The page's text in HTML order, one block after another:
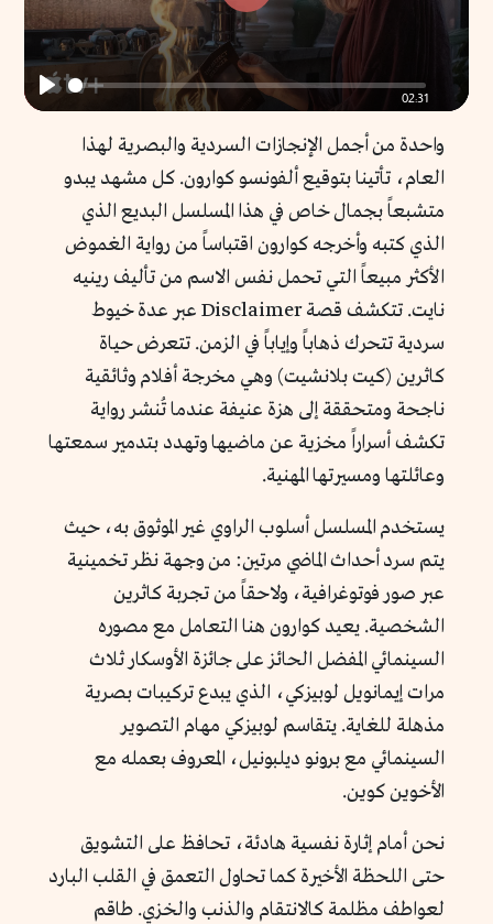
Play
02:31
Play
واحدة من أجمل الإنجازات السردية والبصرية لهذا
العام، تأتينا بتوقيع ألفونسو كوارون. كل مشهد يبدو
متشبعاً بجمال خاص في هذا المسلسل البديع الذي
الذي كتبه وأخرجه كوارون اقتباساً من رواية الغموض
الأكثر مبيعاً التي تحمل نفس الاسم من تأليف رينيه
نايت. تتكشف قصة Disclaimer عبر عدة خيوط
سردية تتحرك ذهاباً وإياباً في الزمن. تتعرض حياة
كاثرين (كيت بلانشيت) وهي مخرجة أفلام وثائقية
ناجحة ومتحققة إلى هزة عنيفة عندما تُنشر رواية
تكشف أسراراً مخزية عن ماضيها وتهدد بتدمير سمعتها
وعائلتها ومسيرتها المهنية.
يستخدم المسلسل أسلوب الراوي غير الموثوق به، حيث
يتم سرد أحداث الماضي مرتين: من وجهة نظر تخمينية
عبر صور فوتوغرافية، ولاحقاً من تجربة كاثرين
الشخصية. يعيد كوارون هنا التعامل مع مصوره
السينمائي المفضل الحائز على جائزة الأوسكار ثلاث
مرات إيمانويل لوبيزكي، الذي يبدع تركيبات بصرية
مذهلة للغاية. يتقاسم لوبيزكي مهام التصوير
السينمائي مع برونو ديلبونيل، المعروف بعمله مع
الأخوين كوين.
نحن أمام إثارة نفسية هادئة، تحافظ على التشويق
حتى اللحظة الأخيرة كما تحاول التعمق في القلب البارد
لعواطف مظلمة كالانتقام والذنب والخزي. طاقم